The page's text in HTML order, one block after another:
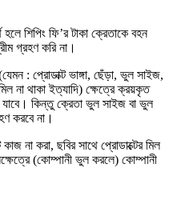
শিপিং ফি’র টাকা ক্রেতাকে বহন
গ্রহণ করি না।
: প্রোডাক্ট ভাঙ্গা, ছেঁড়া, ভুল সাইজ,
না থাকা ইত্যাদি) ক্ষেত্রে ক্রয়কৃত
যাবে। কিন্তু ক্রেতা ভুল সাইজ বা ভুল
করবে না।
না করা, ছবির সাথে প্রোডাক্টের মিল
(কোম্পানী ভুল করলে) কোম্পানী